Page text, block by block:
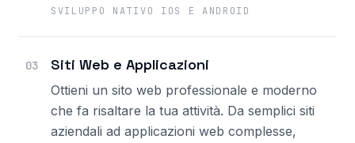
SVILUPPO NATIVO IOS E ANDROID
03 Siti Web e Applicazioni
Ottieni un sito web professionale e moderno
che fa risaltare la tua attività. Da semplici siti
aziendali ad applicazioni web complesse,